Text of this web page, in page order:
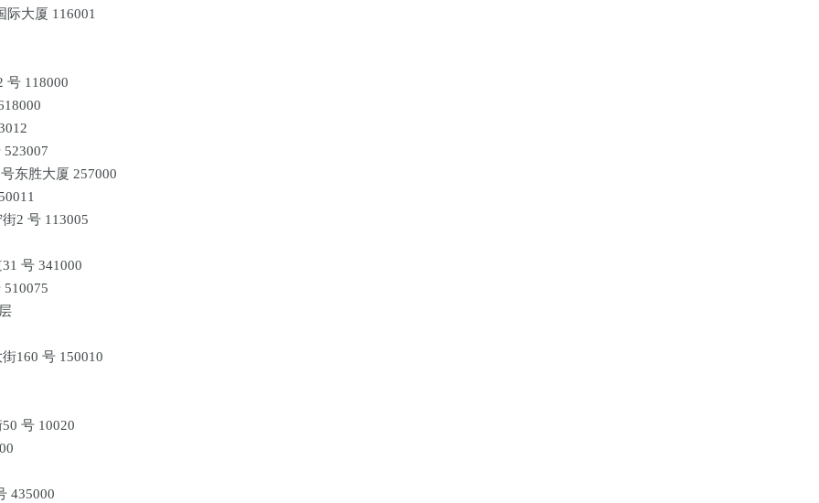
际大厦 116001
号 118000
东胜大厦 257000
2 号 113005
号 341000
160 号 150010
号 10020
435000